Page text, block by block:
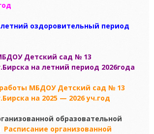
оздоровительный период
Детский сад № 13
на летний период 2026года
МБДОУ Детский сад № 13
на 2025 — 2026 уч.год
образовательной
Расписание организованной